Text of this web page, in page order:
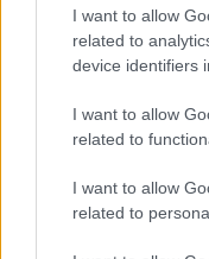
I want to allow
related to
device identifiers
I want to allow
related to
I want to allow
related to
Megjelent pár regény,
Jedi-rend fénykorát
mester is tiszteletét